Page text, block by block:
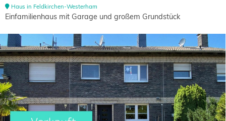
Haus in Feldkirchen-Westerham
Einfamilienhaus mit Garage und großem Grundstück